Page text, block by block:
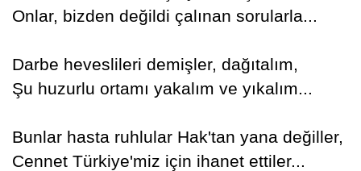
Onlar, bizden değildi çalınan sorularla...
Darbe heveslileri demişler, dağıtalım,
Şu huzurlu ortamı yakalım ve yıkalım...
Bunlar hasta ruhlular Hak'tan yana değiller,
Cennet Türkiye'miz için ihanet ettiler...